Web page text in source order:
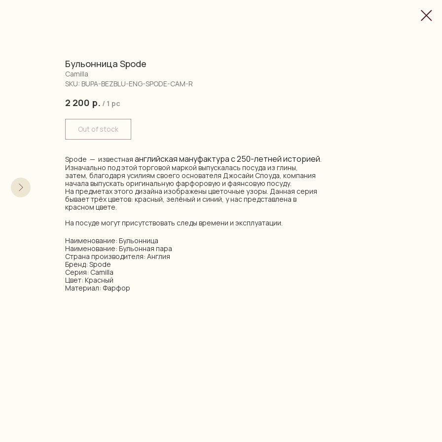
Бульонница Spode
Camilla
SKU: BUPA-BEZBLU-ENG-SPODE-CAM-R
2 200 р. / 1 pc
Out of stock
Spode — известная английская мануфактура с 250-летней историей.
Изначально под этой торговой маркой выпускалась посуда из глины,
затем, благодаря усилиям своего основателя Джосайи Споуда, компания
начала выпускать оригинальную фарфоровую и фаянсовую посуду.
На предметах этого дизайна изображены цветочные узоры. Данная серия
бывает трёх цветов: красный, зелёный и синий, у нас представлена в
красном цвете.
На посуде могут присутствовать следы времени и эксплуатации.
Наименование: Бульонница
Наименование: Бульонная пара
Страна производителя: Англия
Бренд: Spode
Серия: Camilla
Цвет: Красный
Материал: Фарфор